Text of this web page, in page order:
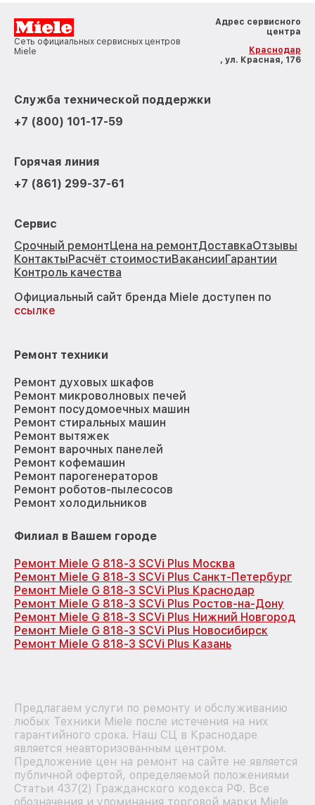
Сеть официальных сервисных центров
Miele
Адрес сервисного
центра
Краснодар
, ул. Красная, 176
Служба технической поддержки
+7 (800) 101-17-59
Горячая линия
+7 (861) 299-37-61
Сервис
Срочный ремонтЦена на ремонтДоставкаОтзывы
КонтактыРасчёт стоимостиВакансииГарантии
Контроль качества
Официальный сайт бренда Miele доступен по
ссылке
Ремонт техники
Ремонт духовых шкафов
Ремонт микроволновых печей
Ремонт посудомоечных машин
Ремонт стиральных машин
Ремонт вытяжек
Ремонт варочных панелей
Ремонт кофемашин
Ремонт парогенераторов
Ремонт роботов-пылесосов
Ремонт холодильников
Филиал в Вашем городе
Ремонт Miele G 818-3 SCVi Plus Москва
Ремонт Miele G 818-3 SCVi Plus Санкт-Петербург
Ремонт Miele G 818-3 SCVi Plus Краснодар
Ремонт Miele G 818-3 SCVi Plus Ростов-на-Дону
Ремонт Miele G 818-3 SCVi Plus Нижний Новгород
Ремонт Miele G 818-3 SCVi Plus Новосибирск
Ремонт Miele G 818-3 SCVi Plus Казань
Предлагаем услуги по ремонту и обслуживанию
любых Техники Miele после истечения на них
гарантийного срока. Наш СЦ в Краснодаре
является неавторизованным центром.
Предложение цен на ремонт на сайте не является
публичной офертой, определяемой положениями
Статьи 437(2) Гражданского кодекса РФ. Все
обозначения и упоминания торговой марки Miele